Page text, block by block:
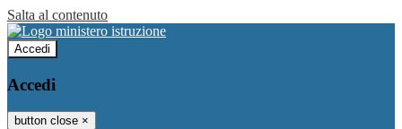
Salta al contenuto
Accedi
Accedi
button close ×